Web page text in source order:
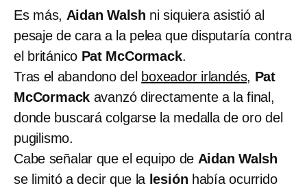
Es más, Aidan Walsh ni siquiera asistió al
pesaje de cara a la pelea que disputaría contra
el británico Pat McCormack.
Tras el abandono del boxeador irlandés, Pat
McCormack avanzó directamente a la final,
donde buscará colgarse la medalla de oro del
pugilismo.
Cabe señalar que el equipo de Aidan Walsh
se limitó a decir que la lesión había ocurrido